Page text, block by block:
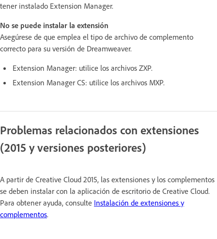
tener instalado Extension Manager.
No se puede instalar la extensión
Asegúrese de que emplea el tipo de archivo de complemento
correcto para su versión de Dreamweaver.
Extension Manager: utilice los archivos ZXP.
Extension Manager CS: utilice los archivos MXP.
Problemas relacionados con extensiones
(2015 y versiones posteriores)
A partir de Creative Cloud 2015, las extensiones y los complementos
se deben instalar con la aplicación de escritorio de Creative Cloud.
Para obtener ayuda, consulte Instalación de extensiones y
complementos.